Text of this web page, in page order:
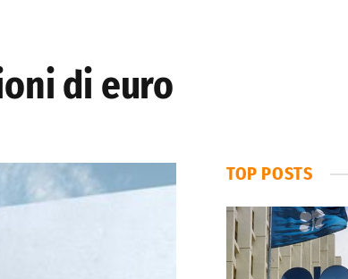
di euro
TOP POSTS